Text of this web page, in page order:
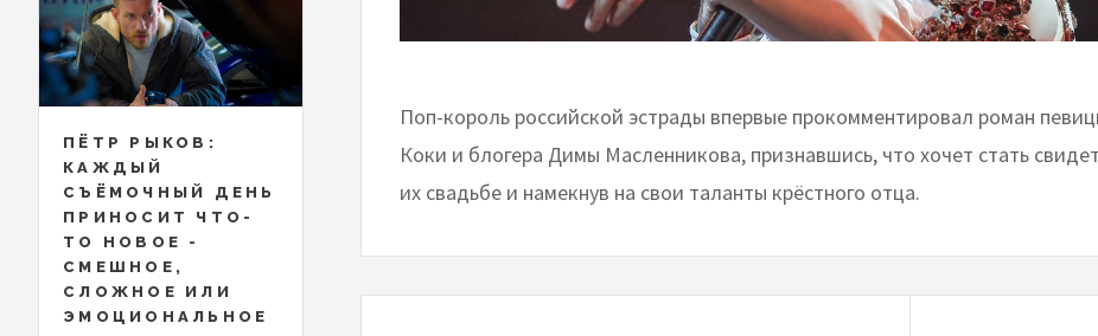
Поп-король российской эстрады впервые прокомментировал роман
Коки и блогера Димы Масленникова, признавшись, что хочет стать
их свадьбе и намекнув на свои таланты крёстного отца.
ПЁТР РЫКОВ:
КАЖДЫЙ
СЪЁМОЧНЫЙ ДЕНЬ
ПРИНОСИТ ЧТО-
ТО НОВОЕ -
СМЕШНОЕ,
СЛОЖНОЕ ИЛИ
ЭМОЦИОНАЛЬНОЕ